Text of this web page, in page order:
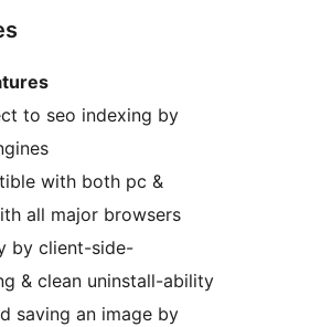
to seo indexing by
with both pc &
all major browsers
by client-side-
& clean uninstall-ability
saving an image by